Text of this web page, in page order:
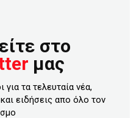
στο
μας
τα τελευταία νέα,
ειδήσεις απο όλο τον